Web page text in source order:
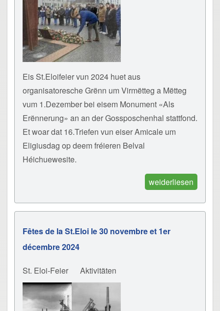
Eis St.Eloifeier vun 2024 huet aus
organisatoresche Grënn um Virmëtteg a Mëtteg
vum 1.Dezember bei eisem Monument «Als
Erënnerung» an an der Gossposchenhal stattfond.
Et woar dat 16.Triefen vun eiser Amicale um
Eligiusdag op deem fréieren Belval
Héichuewesite.
weiderliesen
Fêtes de la St.Eloi le 30 novembre et 1er
décembre 2024
St. Eloi-Feier Aktivitäten